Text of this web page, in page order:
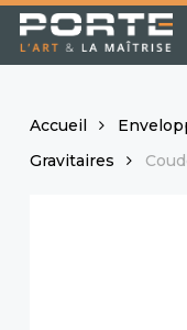
Skip
main
Accueil
Gravitaires